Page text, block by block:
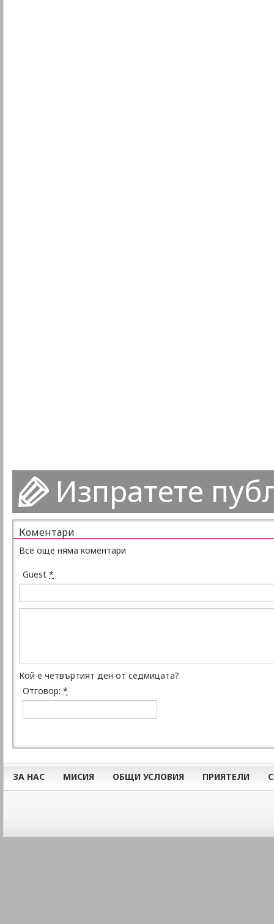
Изпратете
Коментари
Все още няма коментари
Guest *
Кой е четвъртият ден от седмицата?
Отговор: *
ЗА НАС МИСИЯ ОБЩИ УСЛОВИЯ ПРИЯТЕЛИ